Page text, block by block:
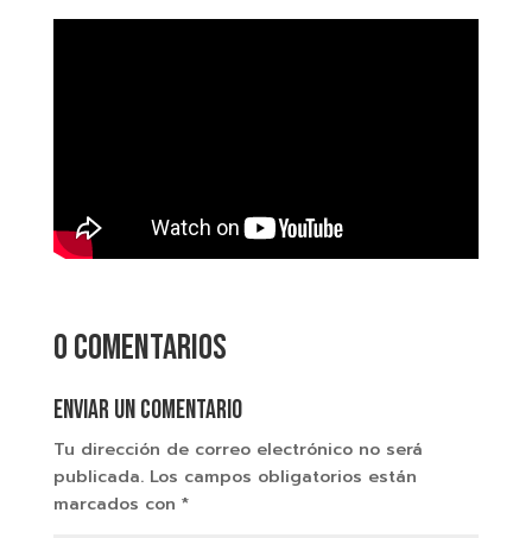
0 comentarios
Enviar un comentario
Tu dirección de correo electrónico no será
publicada. Los campos obligatorios están
marcados con *